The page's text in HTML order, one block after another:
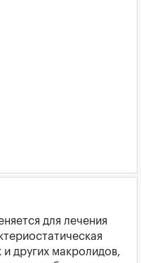
для лечения
других макролидов,